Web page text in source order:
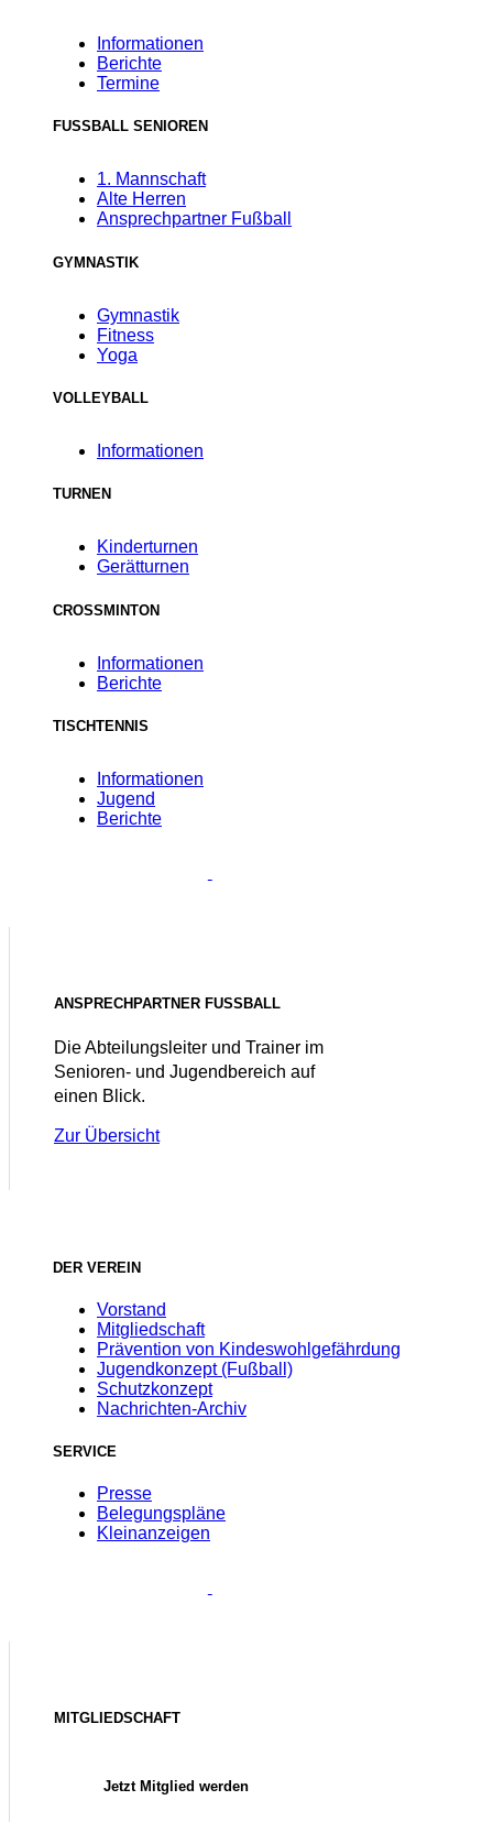
Informationen
Berichte
Termine
FUSSBALL SENIOREN
1. Mannschaft
Alte Herren
Ansprechpartner Fußball
GYMNASTIK
Gymnastik
Fitness
Yoga
VOLLEYBALL
Informationen
TURNEN
Kinderturnen
Gerätturnen
CROSSMINTON
Informationen
Berichte
TISCHTENNIS
Informationen
Jugend
Berichte
ANSPRECHPARTNER FUSSBALL
Die Abteilungsleiter und Trainer im
Senioren- und Jugendbereich auf
einen Blick.
Zur Übersicht
DER VEREIN
Vorstand
Mitgliedschaft
Prävention von Kindeswohlgefährdung
Jugendkonzept (Fußball)
Schutzkonzept
Nachrichten-Archiv
SERVICE
Presse
Belegungspläne
Kleinanzeigen
MITGLIEDSCHAFT
Jetzt Mitglied werden